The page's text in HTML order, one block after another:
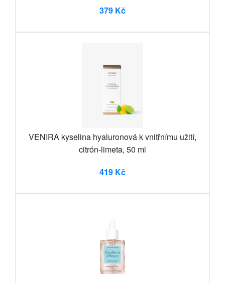
379 Kč
VENIRA kyselina hyaluronová k vnitřnímu užití,
citrón-limeta, 50 ml
419 Kč